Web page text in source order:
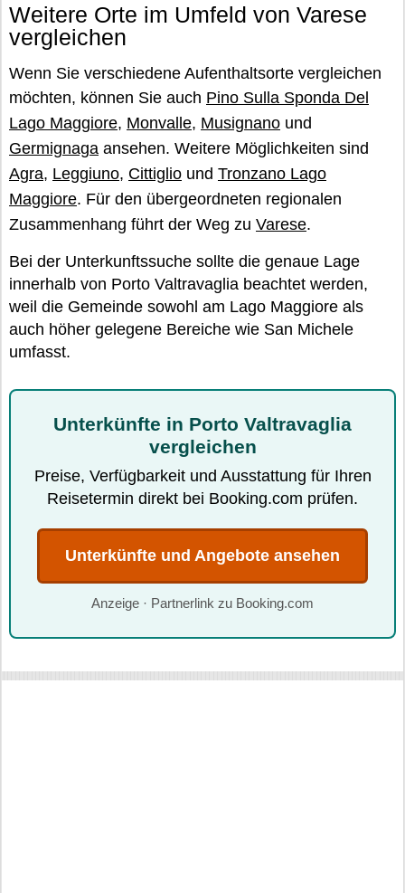
Weitere Orte im Umfeld von Varese
vergleichen
Wenn Sie verschiedene Aufenthaltsorte vergleichen
möchten, können Sie auch Pino Sulla Sponda Del
Lago Maggiore, Monvalle, Musignano und
Germignaga ansehen. Weitere Möglichkeiten sind
Agra, Leggiuno, Cittiglio und Tronzano Lago
Maggiore. Für den übergeordneten regionalen
Zusammenhang führt der Weg zu Varese.
Bei der Unterkunftssuche sollte die genaue Lage
innerhalb von Porto Valtravaglia beachtet werden,
weil die Gemeinde sowohl am Lago Maggiore als
auch höher gelegene Bereiche wie San Michele
umfasst.
Unterkünfte in Porto Valtravaglia
vergleichen
Preise, Verfügbarkeit und Ausstattung für Ihren
Reisetermin direkt bei Booking.com prüfen.
Unterkünfte und Angebote ansehen
Anzeige · Partnerlink zu Booking.com